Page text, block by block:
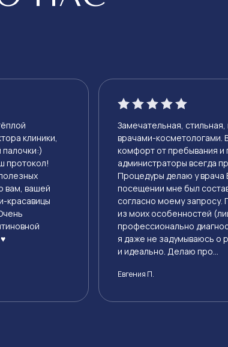
Замечательная,
врачами-косметологами.
комфорт от пребывания и
администраторы всегда
Процедуры делаю у врача
посещении мне был
согласно моему запросу.
из моих особенностей
профессионально
я даже не задумываюсь о
и идеально. Делаю про...
Евгения П.
клиники,
протокол!
вам, вашей
красавицы